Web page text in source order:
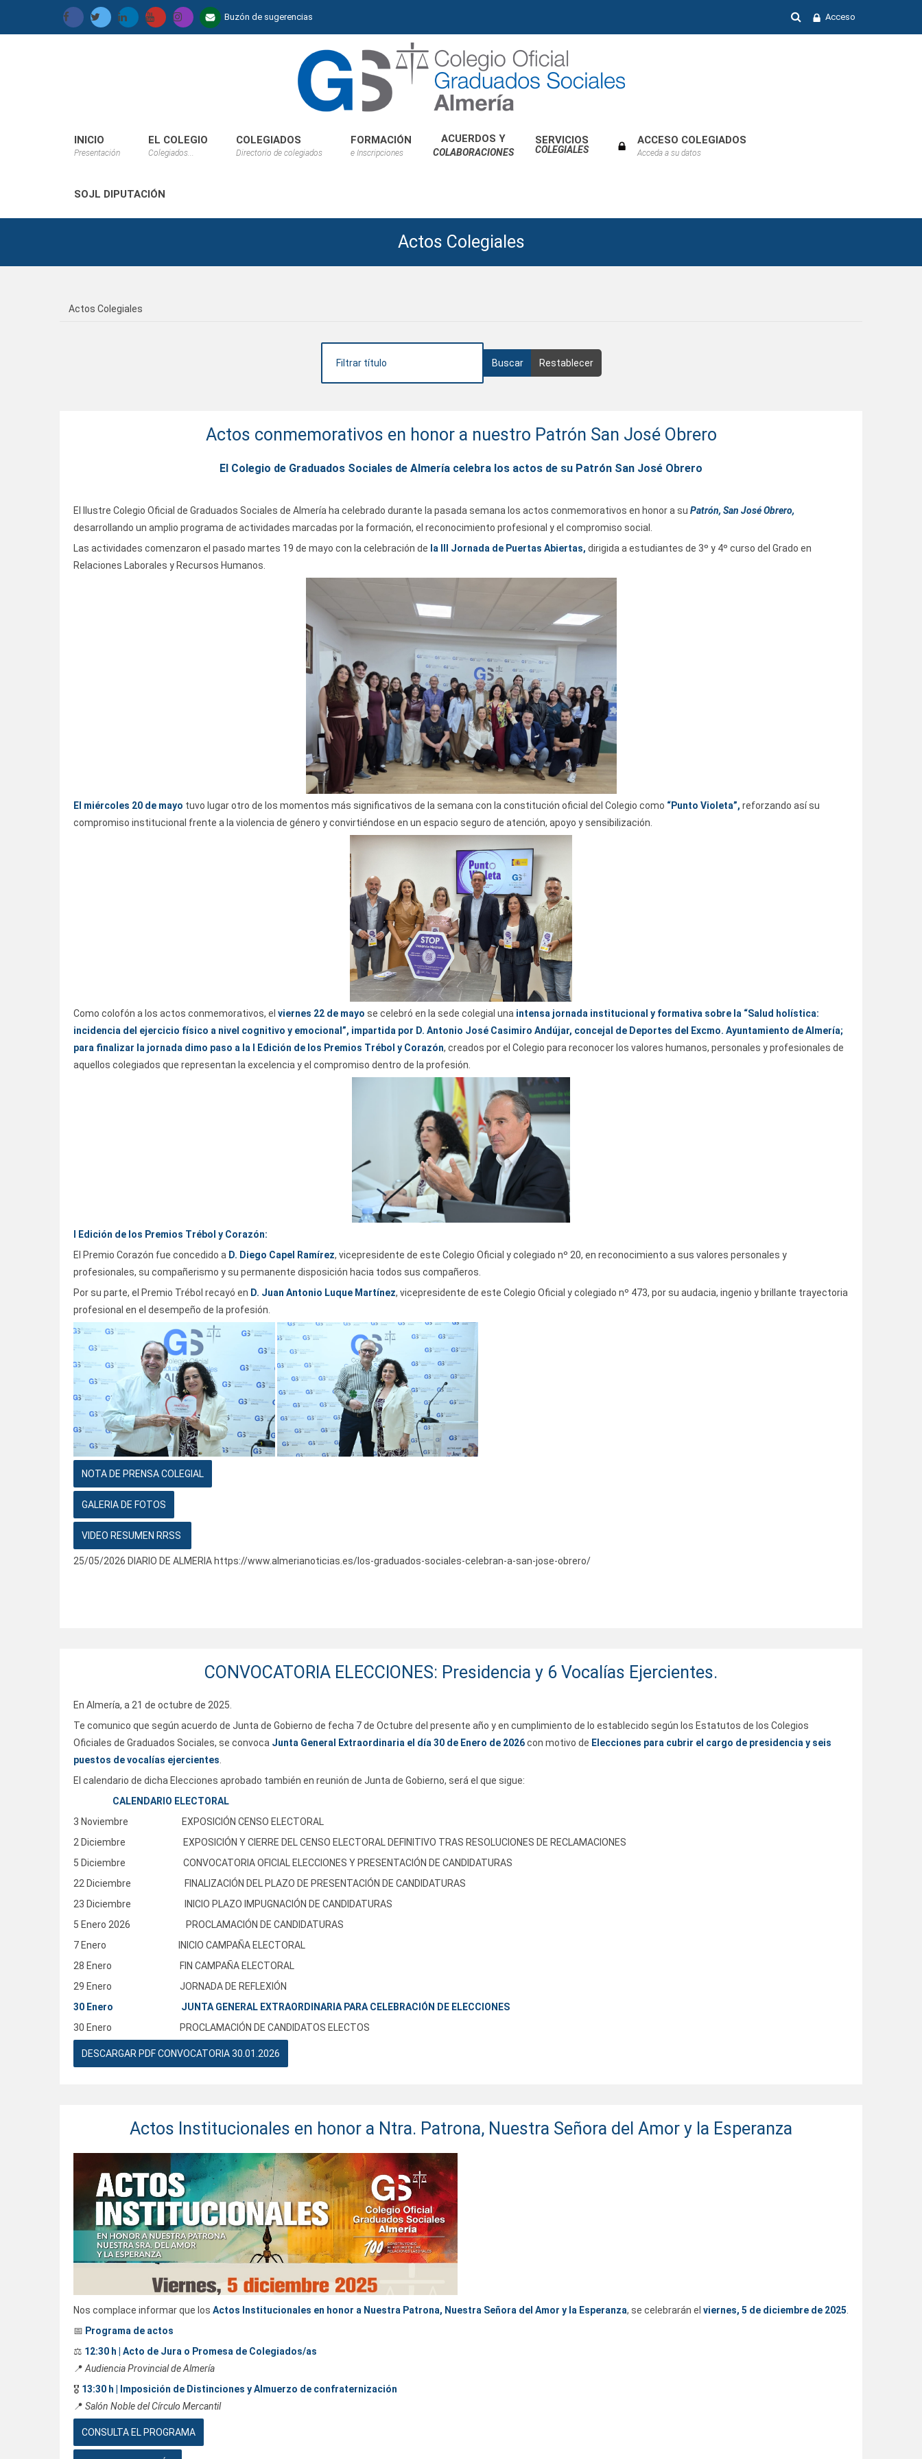
Buzón de sugerencias Acceso
INICIO
Presentación
EL COLEGIO
Colegiados...
COLEGIADOS
Directorio de colegiados
FORMACIÓN
e Inscripciones
ACUERDOS Y
COLABORACIONES
SERVICIOS
COLEGIALES
ACCESO COLEGIADOS
Acceda a su datos
SOJL DIPUTACIÓN
Actos Colegiales
Actos Colegiales
Actos conmemorativos en honor a nuestro Patrón San José Obrero
El Colegio de Graduados Sociales de Almería celebra los actos de su Patrón San José Obrero
El Ilustre Colegio Oficial de Graduados Sociales de Almería ha celebrado durante la pasada semana los actos conmemorativos en honor a su Patrón, San José Obrero,
desarrollando un amplio programa de actividades marcadas por la formación, el reconocimiento profesional y el compromiso social.
Las actividades comenzaron el pasado martes 19 de mayo con la celebración de la III Jornada de Puertas Abiertas, dirigida a estudiantes de 3º y 4º curso del Grado en
Relaciones Laborales y Recursos Humanos.
El miércoles 20 de mayo tuvo lugar otro de los momentos más significativos de la semana con la constitución oficial del Colegio como “Punto Violeta”, reforzando así su
compromiso institucional frente a la violencia de género y convirtiéndose en un espacio seguro de atención, apoyo y sensibilización.
Como colofón a los actos conmemorativos, el viernes 22 de mayo se celebró en la sede colegial una intensa jornada institucional y formativa sobre la “Salud holística:
incidencia del ejercicio físico a nivel cognitivo y emocional”, impartida por D. Antonio José Casimiro Andújar, concejal de Deportes del Excmo. Ayuntamiento de Almería;
para finalizar la jornada dimo paso a la
I Edición de los Premios Trébol y Corazón, creados por el Colegio para reconocer los valores humanos, personales y profesionales de
aquellos colegiados que representan la excelencia y el compromiso dentro de la profesión.
I Edición de los Premios Trébol y Corazón:
El Premio Corazón fue concedido a D. Diego Capel Ramírez, vicepresidente de este Colegio Oficial y colegiado nº 20, en reconocimiento a sus valores personales y
profesionales, su compañerismo y su permanente disposición hacia todos sus compañeros.
Por su parte, el Premio Trébol recayó en D. Juan Antonio Luque Martínez, vicepresidente de este Colegio Oficial y colegiado nº 473, por su audacia, ingenio y brillante trayectoria
profesional en el desempeño de la profesión.
NOTA DE PRENSA COLEGIAL
GALERIA DE FOTOS
VIDEO RESUMEN RRSS
25/05/2026 DIARIO DE ALMERIA https://www.almerianoticias.es/los-graduados-sociales-celebran-a-san-jose-obrero/
CONVOCATORIA ELECCIONES: Presidencia y 6 Vocalías Ejercientes.
En Almería, a 21 de octubre de 2025.
Te comunico que según acuerdo de Junta de Gobierno de fecha 7 de Octubre del presente año y en cumplimiento de lo establecido según los Estatutos de los Colegios
Oficiales de Graduados Sociales, se convoca Junta General Extraordinaria el día 30 de Enero de 2026con motivo de Elecciones para cubrir el cargo de presidencia y seis
puestos de vocalías ejercientes
El calendario de dicha Elecciones aprobado también en reunión de Junta de Gobierno, será el que sigue:
CALENDARIO ELECTORAL
3 Noviembre EXPOSICIÓN CENSO ELECTORAL
2 Diciembre EXPOSICIÓN Y CIERRE DEL CENSO ELECTORAL DEFINITIVO TRAS RESOLUCIONES DE RECLAMACIONES
5 Diciembre CONVOCATORIA OFICIAL ELECCIONES Y PRESENTACIÓN DE CANDIDATURAS
22 Diciembre FINALIZACIÓN DEL PLAZO DE PRESENTACIÓN DE CANDIDATURAS
23 Diciembre INICIO PLAZO IMPUGNACIÓN DE CANDIDATURAS
5 Enero 2026 PROCLAMACIÓN DE CANDIDATURAS
7 Enero INICIO CAMPAÑA ELECTORAL
28 Enero FIN CAMPAÑA ELECTORAL
29 Enero JORNADA DE REFLEXIÓN
30 Enero JUNTA GENERAL EXTRAORDINARIA PARA CELEBRACIÓN DE ELECCIONES
30 Enero PROCLAMACIÓN DE CANDIDATOS ELECTOS
DESCARGAR PDF CONVOCATORIA 30.01.2026
Actos Institucionales en honor a Ntra. Patrona, Nuestra Señora del Amor y la Esperanza
Nos complace informar que los Actos Institucionales en honor a Nuestra Patrona, Nuestra Señora del Amor y la Esperanza, se celebrarán el viernes, 5 de diciembre de 2025
📅 Programa de actos
⚖️ 12:30 h | Acto de Jura o Promesa de Colegiados/as
📍 Audiencia Provincial de Almería
🎖️ 13:30 h | Imposición de Distinciones y Almuerzo de confraternización
📍 Salón Noble del Círculo Mercantil
CONSULTA EL PROGRAMA